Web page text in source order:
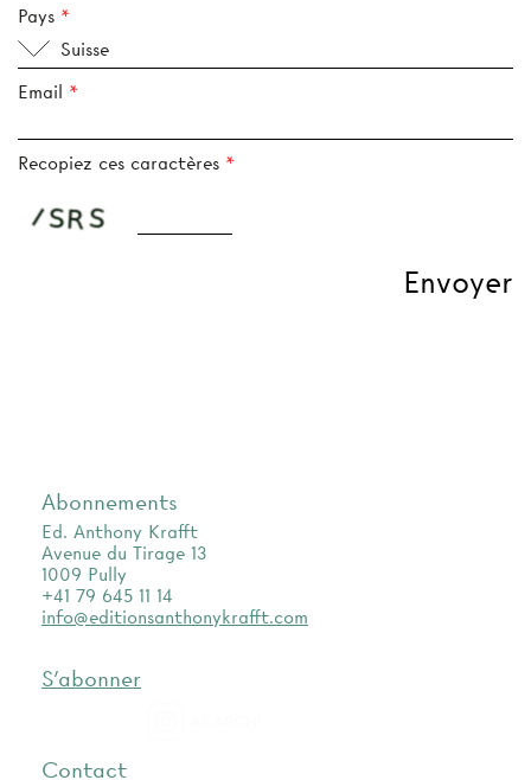
Pays
Suisse
Email
Recopiez ces caractères
Abonnements
Ed. Anthony Krafft
Avenue du Tirage 13
1009 Pully
+41 79 645 11 14
info@editionsanthonykrafft.com
S'abonner
Contact